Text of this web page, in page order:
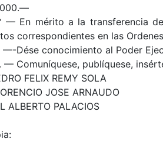
— En mérito a la transferencia
correspondientes en las
—-Dése conocimiento al Poder
— Comuníquese, publíquese,
FELIX REMY SOLA
JOSE ARNAUDO
ALBERTO PALACIOS